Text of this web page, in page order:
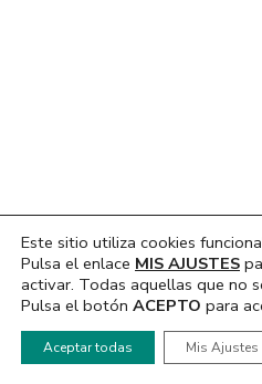
Este sitio utiliza cookies
Pulsa el enlace MIS AJUSTES
activar. Todas aquellas que no
Pulsa el botón ACEPTO para
Aceptar todas Mis Ajustes
Hola, ¿En que